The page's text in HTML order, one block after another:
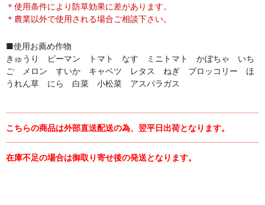
＊使用条件により防草効果に差があります。
＊農業以外で使用される場合ご相談下さい。
■使用お薦め作物
きゅうり ピーマン トマト なす ミニトマト かぼちゃ いち
ご メロン すいか キャベツ レタス ねぎ ブロッコリー ほ
うれん草 にら 白菜 小松菜 アスパラガス
こちらの商品は外部直送配送の為、翌平日出荷となります。
在庫不足の場合は御取り寄せ後の発送となります。